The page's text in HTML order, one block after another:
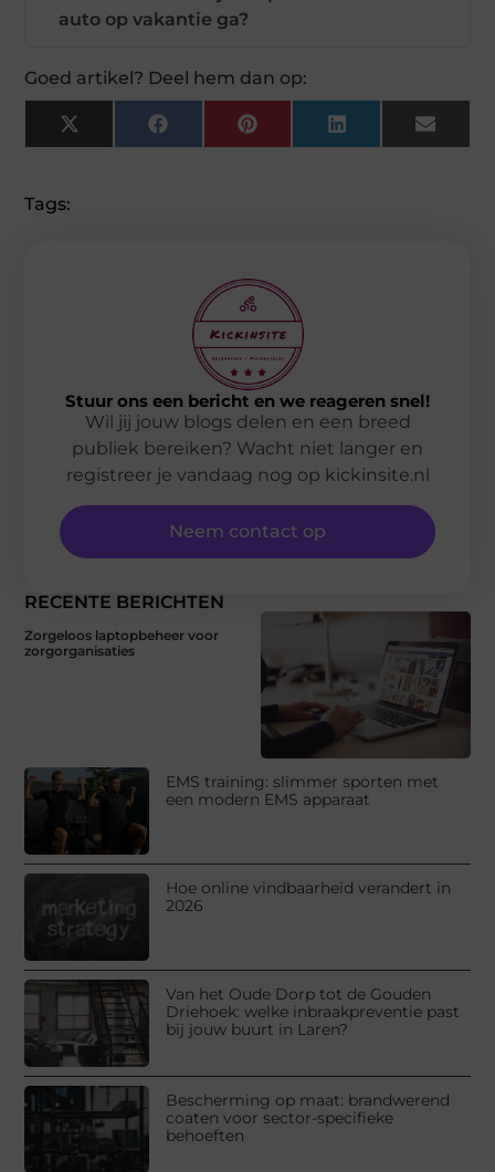
auto op vakantie ga?
Goed artikel? Deel hem dan op:
X
(Twitter)
FacebookPinterestLinkedIn Email
Tags:
RECENTE BERICHTEN
Zorgeloos laptopbeheer voor
zorgorganisaties
EMS training: slimmer sporten met
een modern EMS apparaat
Hoe online vindbaarheid verandert in
2026
Van het Oude Dorp tot de Gouden
Driehoek: welke inbraakpreventie past
bij jouw buurt in Laren?
Bescherming op maat: brandwerend
coaten voor sector-specifieke
behoeften
Stuur ons een bericht en we reageren snel!
Wil jij jouw blogs delen en een breed
publiek bereiken? Wacht niet langer en
registreer je vandaag nog op kickinsite.nl
Neem contact op